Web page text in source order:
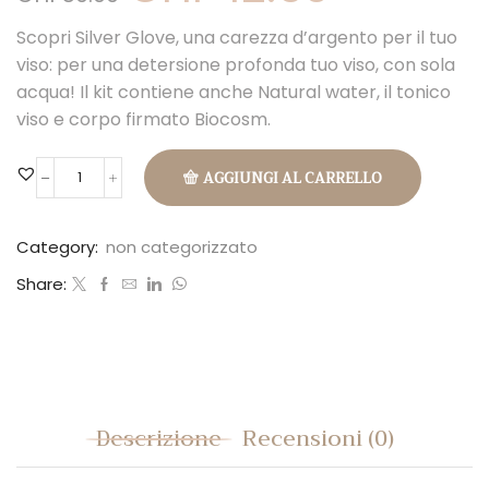
era:
CHF50.00.
è:
CHF42.50.
Scopri Silver Glove, una carezza d’argento per il tuo
viso: per una detersione profonda tuo viso, con sola
acqua! Il kit contiene anche Natural water, il tonico
viso e corpo firmato Biocosm.
Skincare
kit
AGGIUNGI AL CARRELLO
Category: non categorizzato
Share:
Descrizione Recensioni (0)